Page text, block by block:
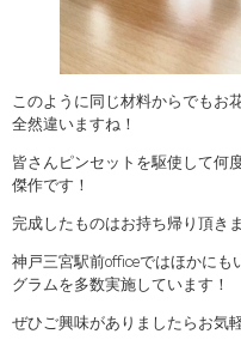
このように同じ材料からでもお
全然違いますね！
皆さんピンセットを駆使して何
傑作です！
完成したものはお持ち帰り頂き
神戸三宮駅前officeではほかにも
グラムを多数実施しています！
ぜひご興味がありましたらお気